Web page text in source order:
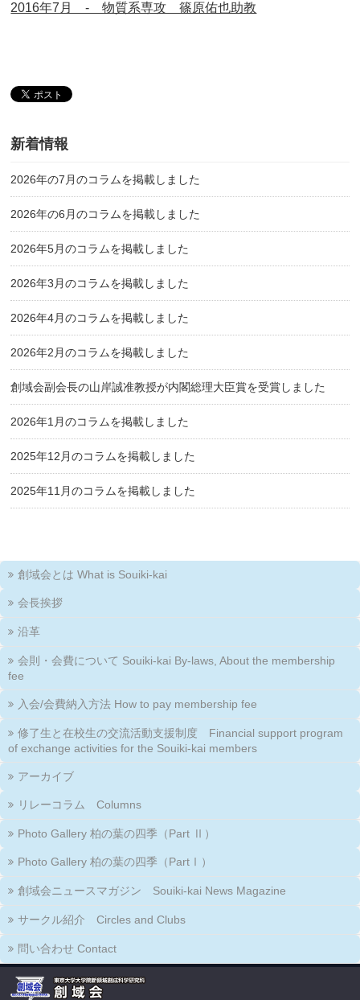
2016年7月 - 物質系専攻 篠原佑也助教
新着情報
2026年の7月のコラムを掲載しました
2026年の6月のコラムを掲載しました
2026年5月のコラムを掲載しました
2026年3月のコラムを掲載しました
2026年4月のコラムを掲載しました
2026年2月のコラムを掲載しました
創域会副会長の山岸誠准教授が内閣総理大臣賞を受賞しました
2026年1月のコラムを掲載しました
2025年12月のコラムを掲載しました
2025年11月のコラムを掲載しました
創域会とは What is Souiki-kai
会長挨拶
沿革
会則・会費について Souiki-kai By-laws, About the membership
fee
入会/会費納入方法 How to pay membership fee
修了生と在校生の交流活動支援制度 Financial support program
of exchange activities for the Souiki-kai members
アーカイブ
リレーコラム Columns
Photo Gallery 柏の葉の四季（Part Ⅱ）
Photo Gallery 柏の葉の四季（PartⅠ）
創域会ニュースマガジン Souiki-kai News Magazine
サークル紹介 Circles and Clubs
問い合わせ Contact